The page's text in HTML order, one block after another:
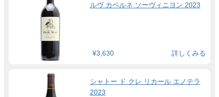
ルヴ カベルネ ソーヴィニヨン 2023
¥3,630 詳しくみる
シャトー ド クレ リカール エノテラ
2023